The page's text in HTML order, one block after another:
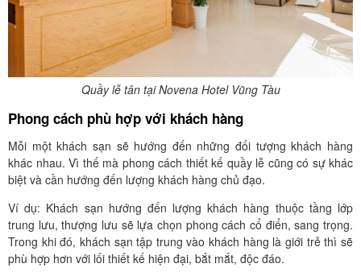
Quầy lễ tân tại Novena Hotel Vũng Tàu
Phong cách phù hợp với khách hàng
Mỗi một khách sạn sẽ hướng đến những đối tượng khách hàng
khác nhau. Vì thế mà phong cách thiết kế quầy lễ cũng có sự khác
biệt và cần hướng đến lượng khách hàng chủ đạo.
Ví dụ: Khách sạn hướng đến lượng khách hàng thuộc tầng lớp
trung lưu, thượng lưu sẽ lựa chọn phong cách cổ điển, sang trọng.
Trong khi đó, khách sạn tập trung vào khách hàng là giới trẻ thì sẽ
phù hợp hơn với lối thiết kế hiện đại, bắt mắt, độc đáo.